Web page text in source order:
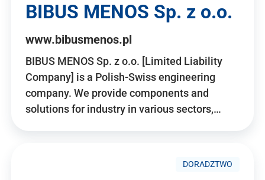
BIBUS MENOS Sp. z o.o.
www.bibusmenos.pl
BIBUS MENOS Sp. z o.o. [Limited Liability
Company] is a Polish-Swiss engineering
company. We provide components and
solutions for industry in various sectors,…
DORADZTWO